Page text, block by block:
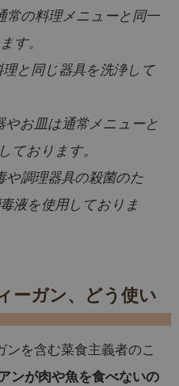
常の料理メニューと同一
す。
理と同じ器具を洗浄して
やお皿は通常メニューと
ております。
や調理器具の殺菌のた
液を使用しておりま
ーガン、どう使い
を含む菜食主義者のこ
ンが肉や魚を食べないの